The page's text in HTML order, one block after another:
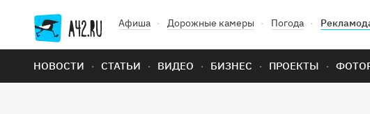
Афиша Дорожные камеры Погода
НОВОСТИ СТАТЬИ ВИДЕО БИЗНЕС ПРОЕКТЫ